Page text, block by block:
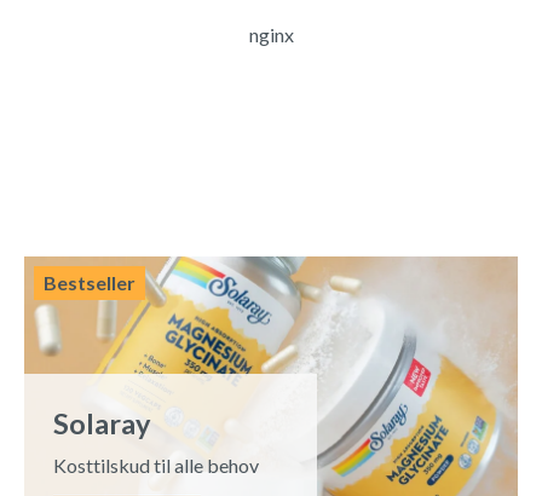
nginx
Bestseller
Solaray
Kosttilskud til alle behov